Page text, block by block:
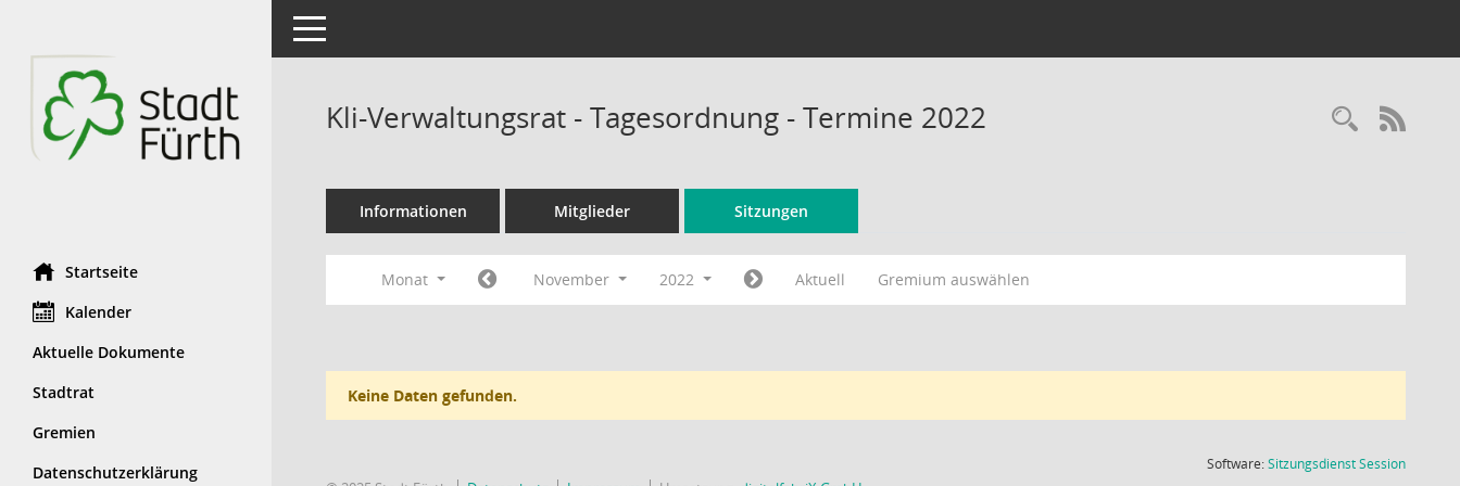
Startseite
Kalender
Aktuelle Dokumente
Stadtrat
Gremien
Datenschutzerklärung
Toggle navigation
Kli-Verwaltungsrat - Tagesordnung - Termine 2022
Informationen Mitglieder Sitzungen
Monat November 2022 Aktuell Gremium auswählen
Keine Daten gefunden.
Software:SitzungsdienstSession(Wird in